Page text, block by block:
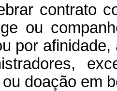
contrato
ou
por
doação em